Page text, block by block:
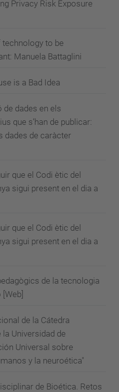
Privacy Risk Exposure
to be
Manuela Battaglini
is a Bad Idea
de dades en els
que s’han de publicar:
dades de caràcter
que el Codi ètic del
sigui present en el dia a
que el Codi ètic del
sigui present en el dia a
de la tecnologia
de la Cátedra
la Universidad de
Universal sobre
y la neuroética"
de Bioética. Retos